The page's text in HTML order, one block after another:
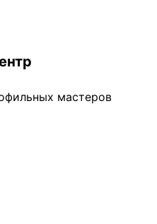
мастеров